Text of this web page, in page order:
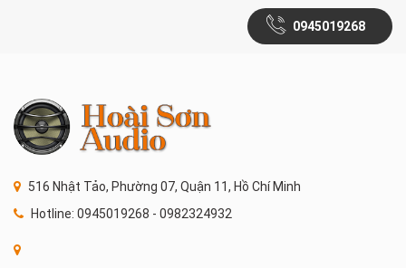
0945019268
516 Nhật Tảo, Phường 07, Quận 11, Hồ Chí Minh
Hotline: 0945019268 - 0982324932